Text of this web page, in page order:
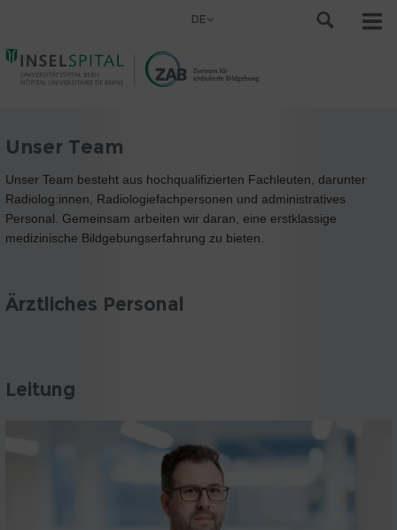
DE
Unser Team
Unser Team besteht aus hochqualifizierten Fachleuten, darunter
Radiolog:innen, Radiologiefachpersonen und administratives
Personal. Gemeinsam arbeiten wir daran, eine erstklassige
medizinische Bildgebungserfahrung zu bieten.
Ärztliches Personal
Leitung